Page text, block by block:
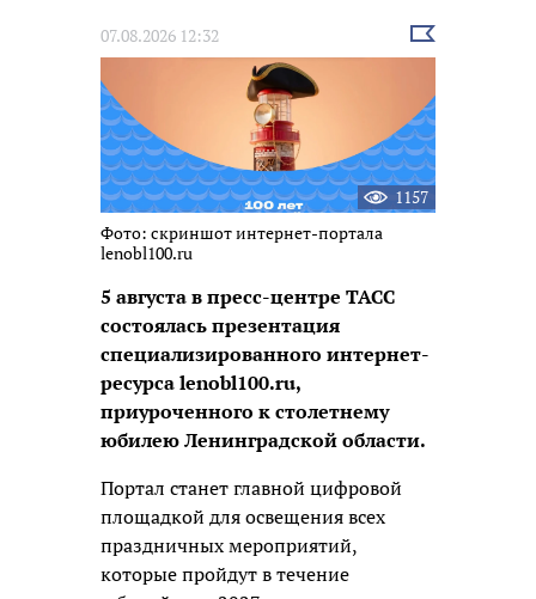
07.08.2026 12:32
Выбрать
новость
1157
Фото: скриншот интернет-портала
lenobl100.ru
5 августа в пресс-центре ТАСС
состоялась презентация
специализированного интернет-
ресурса lenobl100.ru,
приуроченного к столетнему
юбилею Ленинградской области.
Портал станет главной цифровой
площадкой для освещения всех
праздничных мероприятий,
которые пройдут в течение